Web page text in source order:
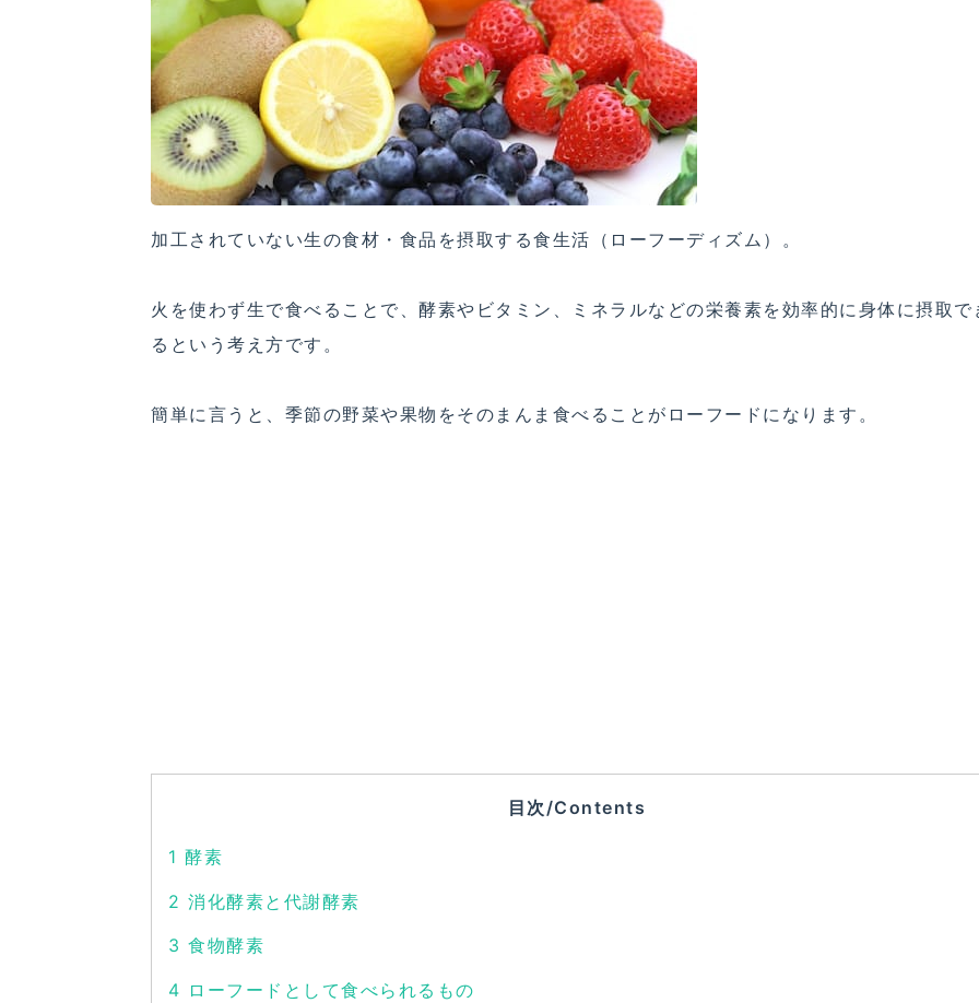
加工されていない生の食材・食品を摂取する食生活（ローフーディズム）。
火を使わず生で食べることで、酵素やビタミン、ミネラルなどの栄養素を効率的に身体に摂取で
るという考え方です。
簡単に言うと、季節の野菜や果物をそのまんま食べることがローフードになります。
目次/Contents
1 酵素
2 消化酵素と代謝酵素
3 食物酵素
4 ローフードとして食べられるもの